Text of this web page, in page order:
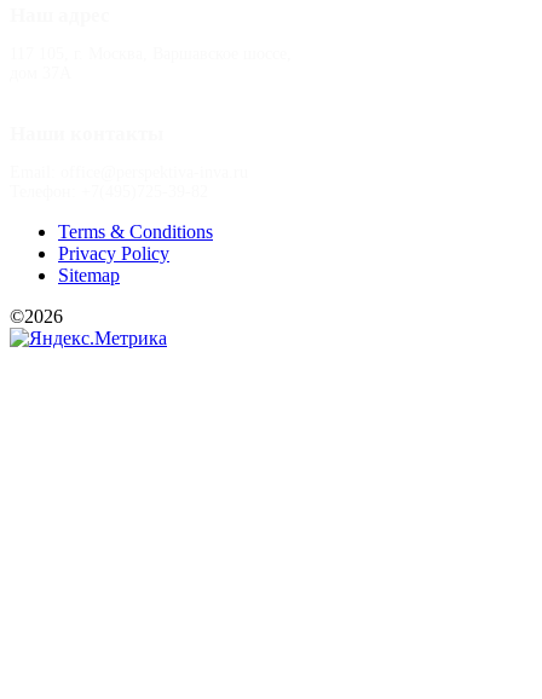
Terms & Conditions
Privacy Policy
Sitemap
©2026